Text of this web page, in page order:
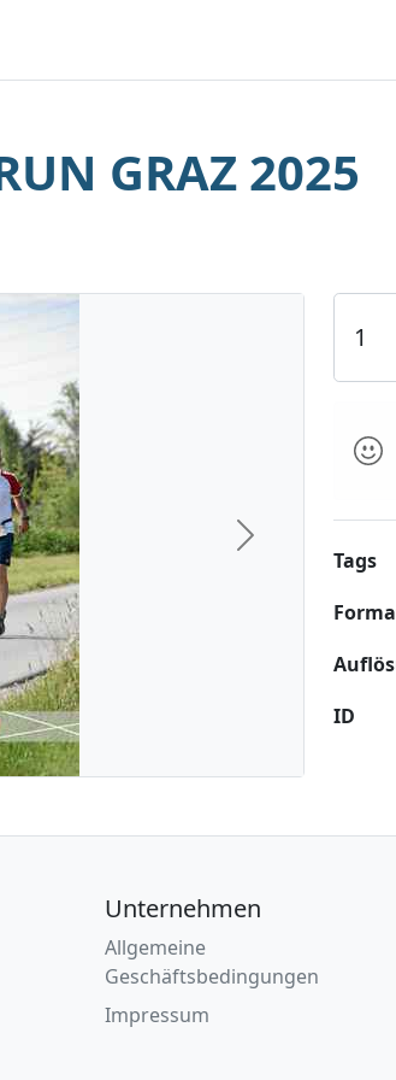
GRAZ 2025
Next Tags
ID
Unternehmen
Allgemeine
Geschäftsbedingungen
Impressum